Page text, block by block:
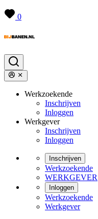
0
Werkzoekende
Inschrijven
Inloggen
Werkgever
Inschrijven
Inloggen
Inschrijven
Werkzoekende
WERKGEVER
Inloggen
Werkzoekende
Werkgever